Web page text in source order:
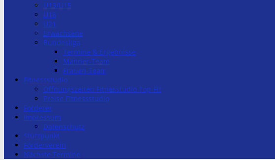
U13/U15
U18
U21
Erwachsene
Bundesliga
Termine & Ergebnisse
Männer-Team
Frauen-Team
Fitnessstudio
Öffnungszeiten Fitnesstudio Top-Fit
Preise Fitnessstudio
Förderer
Impressum
Datenschutz
Stützpunkt
Förderverein
Nächste Termine